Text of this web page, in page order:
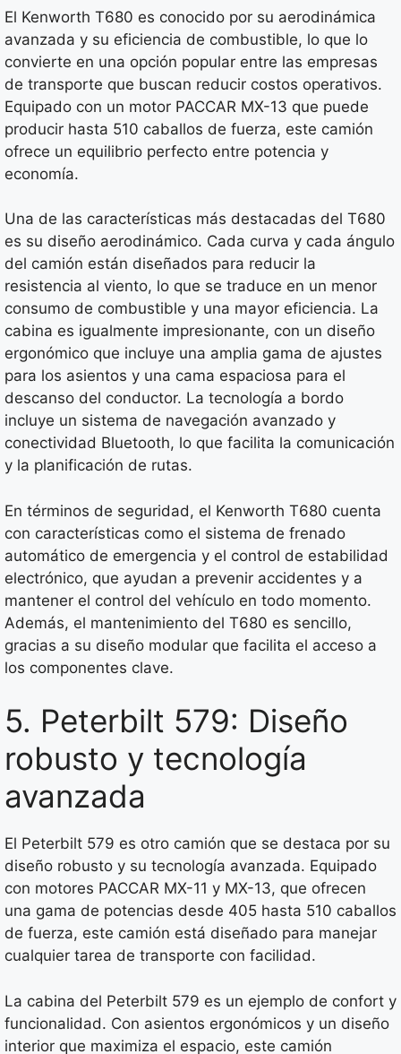
El Kenworth T680 es conocido por su aerodinámica
avanzada y su eficiencia de combustible, lo que lo
convierte en una opción popular entre las empresas
de transporte que buscan reducir costos operativos.
Equipado con un motor PACCAR MX-13 que puede
producir hasta 510 caballos de fuerza, este camión
ofrece un equilibrio perfecto entre potencia y
economía.
Una de las características más destacadas del T680
es su diseño aerodinámico. Cada curva y cada ángulo
del camión están diseñados para reducir la
resistencia al viento, lo que se traduce en un menor
consumo de combustible y una mayor eficiencia. La
cabina es igualmente impresionante, con un diseño
ergonómico que incluye una amplia gama de ajustes
para los asientos y una cama espaciosa para el
descanso del conductor. La tecnología a bordo
incluye un sistema de navegación avanzado y
conectividad Bluetooth, lo que facilita la comunicación
y la planificación de rutas.
En términos de seguridad, el Kenworth T680 cuenta
con características como el sistema de frenado
automático de emergencia y el control de estabilidad
electrónico, que ayudan a prevenir accidentes y a
mantener el control del vehículo en todo momento.
Además, el mantenimiento del T680 es sencillo,
gracias a su diseño modular que facilita el acceso a
los componentes clave.
5. Peterbilt 579: Diseño
robusto y tecnología
avanzada
El Peterbilt 579 es otro camión que se destaca por su
diseño robusto y su tecnología avanzada. Equipado
con motores PACCAR MX-11 y MX-13, que ofrecen
una gama de potencias desde 405 hasta 510 caballos
de fuerza, este camión está diseñado para manejar
cualquier tarea de transporte con facilidad.
La cabina del Peterbilt 579 es un ejemplo de confort y
funcionalidad. Con asientos ergonómicos y un diseño
interior que maximiza el espacio, este camión